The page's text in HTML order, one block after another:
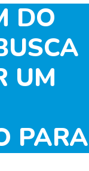
DO
UM
PARA